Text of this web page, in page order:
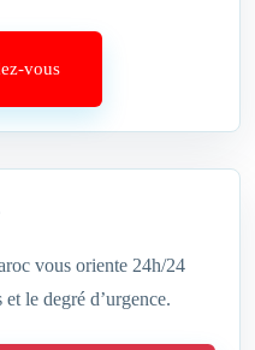
vous
vous oriente 24h/24
le degré d’urgence.